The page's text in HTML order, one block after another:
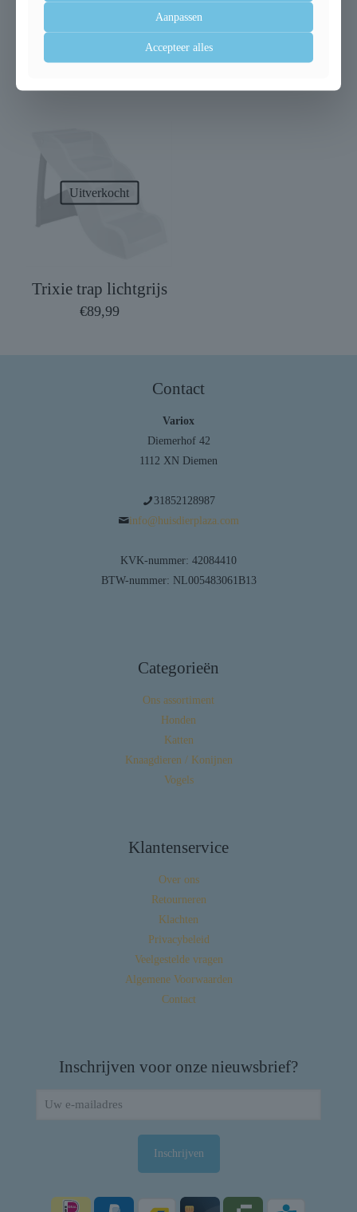
Trixie aqua toy ring
tpr drijvend assorti
Trixie hondendeken
kenny fleece bot /
pootjes beige
Uitverkocht
Trixie trap lichtgrijs
€89,99
Contact
Variox
Diemerhof 42
1112 XN Diemen
31852128987
info@huisdierplaza.com
KVK-nummer: 42084410
BTW-nummer: NL005483061B13
Categorieën
Ons assortiment
Honden
Katten
Knaagdieren / Konijnen
Vogels
Klantenservice
Over ons
Retourneren
Klachten
Privacybeleid
Veelgestelde vragen
Algemene Voorwaarden
Contact
Inschrijven voor onze nieuwsbrief?
Aanpassen
Accepteer alles